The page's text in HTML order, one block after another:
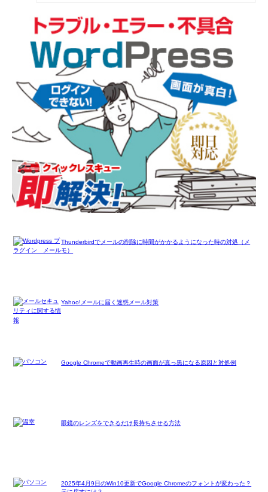
Thunderbirdでメールの削除に時間がかかるようになった時の対処（メ
モ）
Yahoo!メールに届く迷惑メール対策
Google Chromeで動画再生時の画面が真っ黒になる原因と対処例
眼鏡のレンズをできるだけ長持ちさせる方法
2025年4月9日のWin10更新でGoogle Chromeのフォントが変わった？